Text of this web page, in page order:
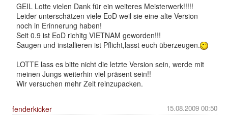
GEIL Lotte vielen Dank für ein weiteres Meisterwerk!!!!!
Leider unterschätzen viele EoD weil sie eine alte Version
noch in Erinnerung haben!
Seit 0.9 ist EoD richitg VIETNAM geworden!!!
Saugen und installieren ist Pflicht,lasst euch überzeugen.
LOTTE lass es bitte nicht die letzte Version sein, werde mit
meinen Jungs weiterhin viel präsent sein!!
Wir versuchen mehr Zeit reinzupacken.
15.08.2009 00:50
fenderkicker